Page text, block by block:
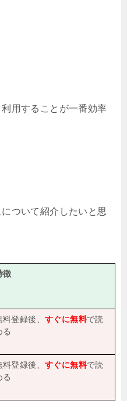
用することが一番効率
ついて紹介したいと思
徴
料登録後、 すぐに無料で読
る
料登録後、 すぐに無料で読
る